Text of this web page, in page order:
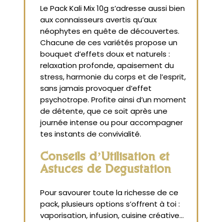
Le Pack Kali Mix 10g s’adresse aussi bien
aux connaisseurs avertis qu’aux
néophytes en quête de découvertes.
Chacune de ces variétés propose un
bouquet d’effets doux et naturels :
relaxation profonde, apaisement du
stress, harmonie du corps et de l’esprit,
sans jamais provoquer d’effet
psychotrope. Profite ainsi d’un moment
de détente, que ce soit après une
journée intense ou pour accompagner
tes instants de convivialité.
Conseils d’Utilisation et
Astuces de Dégustation
Pour savourer toute la richesse de ce
pack, plusieurs options s’offrent à toi :
vaporisation, infusion, cuisine créative…